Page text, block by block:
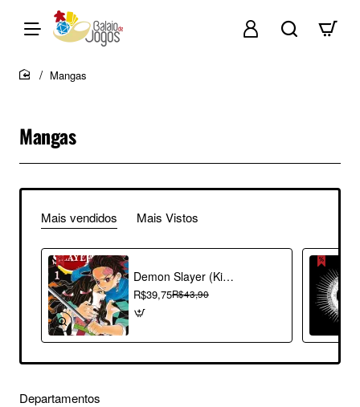
Mangas
Mangas
Mais vendidos Mais Vistos
Demon Slayer (Kimetsu no Yaiba) Vol. 01
R$39,75R$43,90
Departamentos